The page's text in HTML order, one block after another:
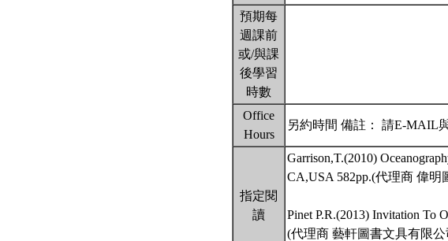
預期每
週課前
或/與課
後學習
時數
Office
Hours
另約時間 備註： 請E-MAIL
指定閱
讀
Garrison,T.(2010)
CA,USA 582pp.(代理商 偉明
Pinet P.R.(2013) Invitation To
(代理商 藝軒圖書文具有限公